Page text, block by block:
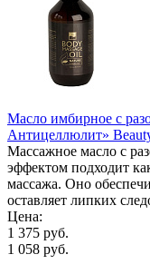
Масло имбирное с
Антицеллюлит»
Массажное масло с
эффектом подходит
массажа. Оно
оставляет липких
Цена:
1 375 руб.
1 058 руб.